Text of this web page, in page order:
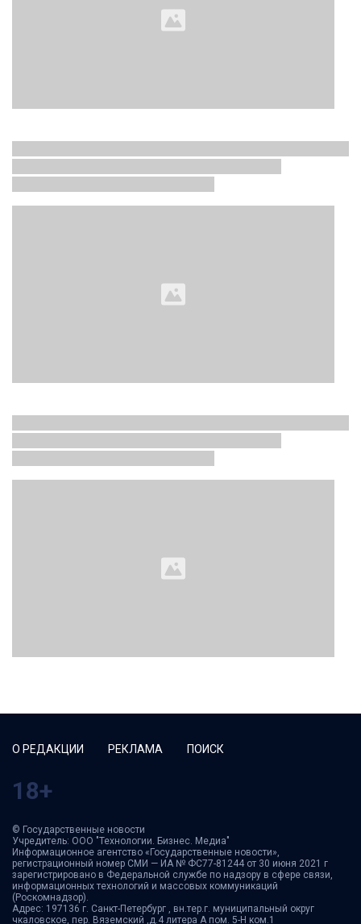
О РЕДАКЦИИ РЕКЛАМА ПОИСК
18+
© Государственные новости
Учредитель: ООО "Технологии. Бизнес. Медиа"
Информационное агентство «Государственные новости»,
регистрационный номер СМИ — ИА № ФС77-81244 от 30 июня 2021 г
зарегистрировано в Федеральной службе по надзору в сфере связи,
информационных технологий и массовых коммуникаций
(Роскомнадзор).
Адрес: 197136 г. Санкт-Петербург , вн.тер.г. муниципальный округ
чкаловское, пер. Вяземский ,д.4 литера А пом. 5-Н ком.1